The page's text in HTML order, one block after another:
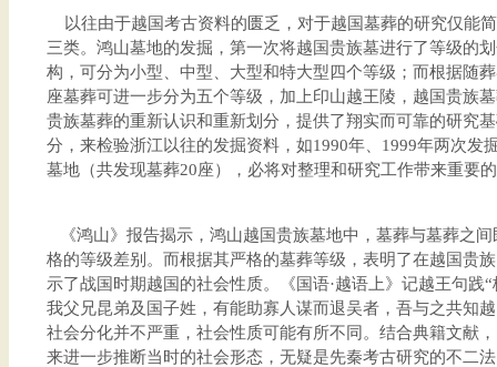
以往由于越国考古资料的匮乏，对于越国墓葬的研究仅能
三类。鸿山墓地的发掘，第一次将越国贵族墓进行了等级的
构，可分为小型、中型、大型和特大型四个等级；而根据随
座墓葬可进一步分为五个等级，加上印山越王陵，越国贵族
贵族墓葬的重新认识和重新划分，提供了翔实而可靠的研究
分，来检验浙江以往的发掘资料，如1990年、1999年两次发
墓地（共发现墓葬20座），必将对整理和研究工作带来重要
《鸿山》报告揭示，鸿山越国贵族墓地中，墓葬与墓葬之
格的等级差别。而根据其严格的墓葬等级，表明了在越国贵
示了战国时期越国的社会性质。《国语·越语上》记越王句践
我父兄昆弟及国子姓，有能助寡人谋而退吴者，吾与之共知
社会分化并不严重，社会性质可能有所不同。结合典籍文献
来进一步推断当时的社会形态，无疑是先秦考古研究的不二